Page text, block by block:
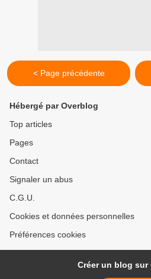
< Page précédente
Hébergé par Overblog
Top articles
Pages
Contact
Signaler un abus
C.G.U.
Cookies et données personnelles
Préférences cookies
Créer un blog sur